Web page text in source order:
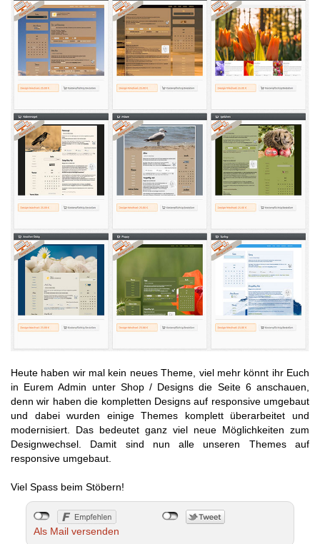
Heute haben wir mal kein neues Theme, viel mehr könnt ihr Euch
in Eurem Admin unter Shop / Designs die Seite 6 anschauen,
denn wir haben die kompletten Designs auf responsive umgebaut
und dabei wurden einige Themes komplett überarbeitet und
modernisiert. Das bedeutet ganz viel neue Möglichkeiten zum
Designwechsel. Damit sind nun alle unseren Themes auf
responsive umgebaut.
Viel Spass beim Stöbern!
Als Mail versenden